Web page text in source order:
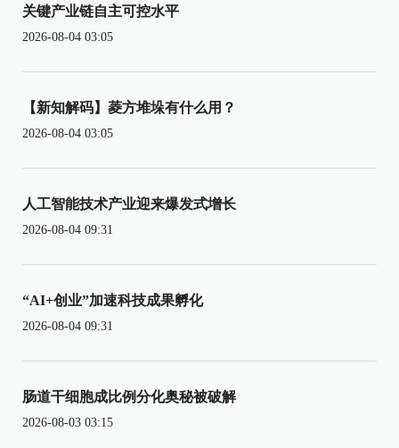
关键产业链自主可控水平
2026-08-04 03:05
【新知解码】菱方堆垛有什么用？
2026-08-04 03:05
人工智能技术产业迎来爆发式增长
2026-08-04 09:31
“AI+创业”加速科技成果孵化
2026-08-04 09:31
肠道干细胞成比例分化奥秘被破解
2026-08-03 03:15